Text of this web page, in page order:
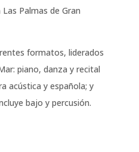
Palmas de Gran
formatos, liderados
piano, danza y recital
acústica y española; y
bajo y percusión.